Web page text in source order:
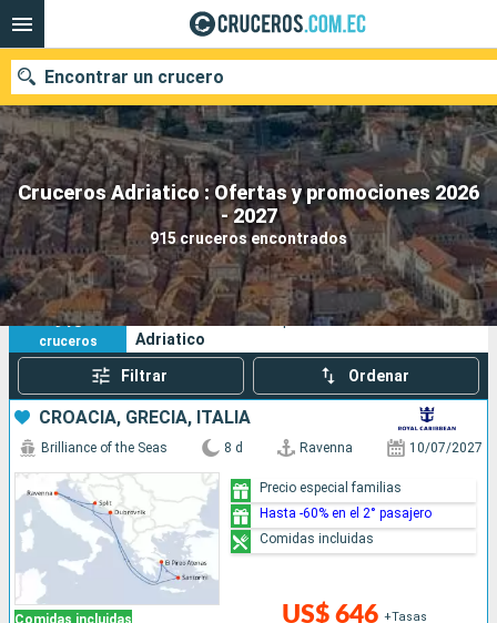
Cruceros Adriatico : Ofertas y promociones 2026
- 2027
915 cruceros encontrados
Encontrar un crucero
Nuestros destinos
Fecha de salida
Puertos Compañías
Buscar
915
cruceros
Sus criterios de búsqueda:
Adriatico
Filtrar Ordenar
CROACIA, GRECIA, ITALIA
Brilliance of the Seas 8 d Ravenna 10/07/2027
US$ 646 +Tasas
Precio especial familias
Hasta -60% en el 2° pasajero
Comidas incluidas